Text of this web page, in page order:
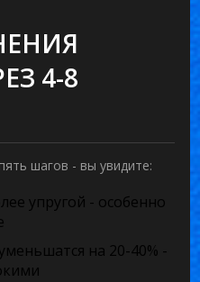
4-8
шагов - вы увидите:
упругой - особенно
на 20-40% -